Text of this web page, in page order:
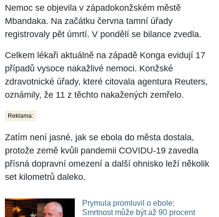
Nemoc se objevila v západokonžském městě
Mbandaka. Na začátku června tamní úřady
registrovaly pět úmrtí. V pondělí se bilance zvedla.
Celkem lékaři aktuálně na západě Konga evidují 17
případů vysoce nakažlivé nemoci. Konžské
zdravotnické úřady, které citovala agentura Reuters,
oznámily, že 11 z těchto nakažených zemřelo.
Reklama:
Zatím není jasné, jak se ebola do města dostala,
protože země kvůli pandemii COVIDU-19 zavedla
přísná dopravní omezení a další ohnisko leží několik
set kilometrů daleko.
Prymula promluvil o ebole:
Smrtnost může být až 90 procent